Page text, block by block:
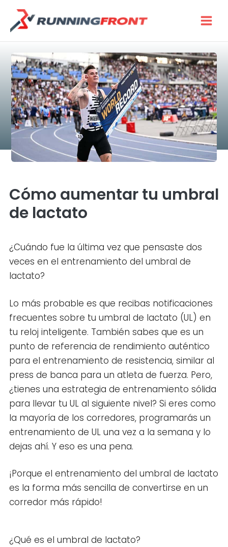
content
Cómo aumentar tu umbral
de lactato
¿Cuándo fue la última vez que pensaste dos
veces en el entrenamiento del umbral de
lactato?
Lo más probable es que recibas notificaciones
frecuentes sobre tu umbral de lactato (UL) en
tu reloj inteligente. También sabes que es un
punto de referencia de rendimiento auténtico
para el entrenamiento de resistencia, similar al
press de banca para un atleta de fuerza. Pero,
¿tienes una estrategia de entrenamiento sólida
para llevar tu UL al siguiente nivel? Si eres como
la mayoría de los corredores, programarás un
entrenamiento de UL una vez a la semana y lo
dejas ahí. Y eso es una pena.
¡Porque el entrenamiento del umbral de lactato
es la forma más sencilla de convertirse en un
corredor más rápido!
¿Qué es el umbral de lactato?